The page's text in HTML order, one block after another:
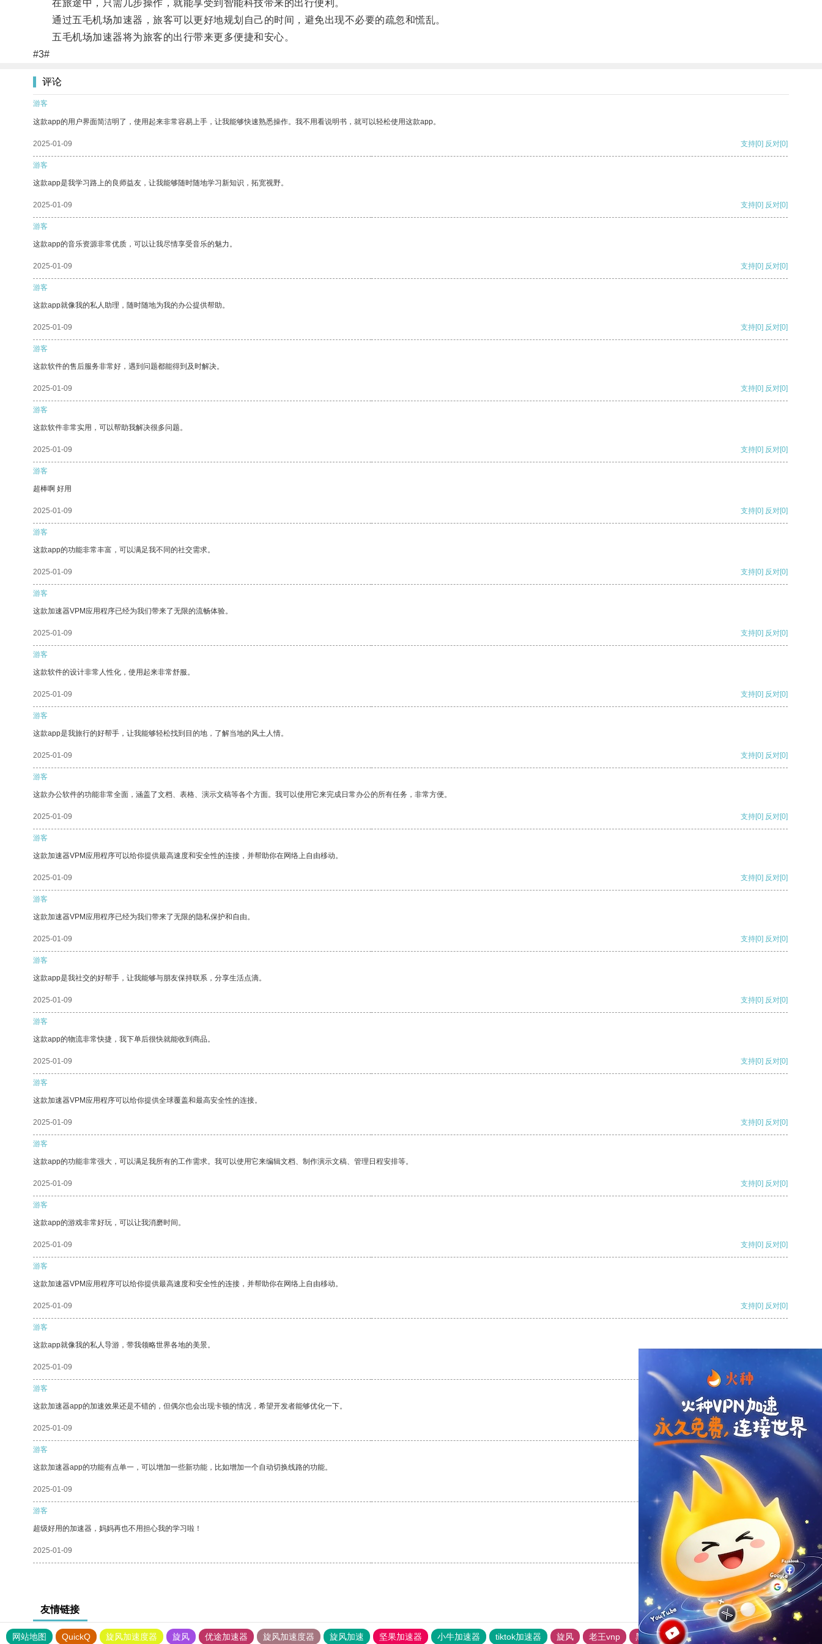
在旅途中，只需几步操作，就能享受到智能科技带来的出行便利。
通过五毛机场加速器，旅客可以更好地规划自己的时间，避免出现不必要的疏忽和慌乱。
五毛机场加速器将为旅客的出行带来更多便捷和安心。
#3#
评论
游客
这款app的用户界面简洁明了，使用起来非常容易上手，让我能够快速熟悉操作。我不用看说明书，就可以轻松使用这款app。
2025-01-09 支持[0] 反对[0]
游客
这款app是我学习路上的良师益友，让我能够随时随地学习新知识，拓宽视野。
2025-01-09 支持[0] 反对[0]
游客
这款app的音乐资源非常优质，可以让我尽情享受音乐的魅力。
2025-01-09 支持[0] 反对[0]
游客
这款app就像我的私人助理，随时随地为我的办公提供帮助。
2025-01-09 支持[0] 反对[0]
游客
这款软件的售后服务非常好，遇到问题都能得到及时解决。
2025-01-09 支持[0] 反对[0]
游客
这款软件非常实用，可以帮助我解决很多问题。
2025-01-09 支持[0] 反对[0]
游客
超棒啊 好用
2025-01-09 支持[0] 反对[0]
游客
这款app的功能非常丰富，可以满足我不同的社交需求。
2025-01-09 支持[0] 反对[0]
游客
这款加速器VPM应用程序已经为我们带来了无限的流畅体验。
2025-01-09 支持[0] 反对[0]
游客
这款软件的设计非常人性化，使用起来非常舒服。
2025-01-09 支持[0] 反对[0]
游客
这款app是我旅行的好帮手，让我能够轻松找到目的地，了解当地的风土人情。
2025-01-09 支持[0] 反对[0]
游客
这款办公软件的功能非常全面，涵盖了文档、表格、演示文稿等各个方面。我可以使用它来完成日常办公的所有任务，非常方便。
2025-01-09 支持[0] 反对[0]
游客
这款加速器VPM应用程序可以给你提供最高速度和安全性的连接，并帮助你在网络上自由移动。
2025-01-09 支持[0] 反对[0]
游客
这款加速器VPM应用程序已经为我们带来了无限的隐私保护和自由。
2025-01-09 支持[0] 反对[0]
游客
这款app是我社交的好帮手，让我能够与朋友保持联系，分享生活点滴。
2025-01-09 支持[0] 反对[0]
游客
这款app的物流非常快捷，我下单后很快就能收到商品。
2025-01-09 支持[0] 反对[0]
游客
这款加速器VPM应用程序可以给你提供全球覆盖和最高安全性的连接。
2025-01-09 支持[0] 反对[0]
游客
这款app的功能非常强大，可以满足我所有的工作需求。我可以使用它来编辑文档、制作演示文稿、管理日程安排等。
2025-01-09 支持[0] 反对[0]
游客
这款app的游戏非常好玩，可以让我消磨时间。
2025-01-09 支持[0] 反对[0]
游客
这款加速器VPM应用程序可以给你提供最高速度和安全性的连接，并帮助你在网络上自由移动。
2025-01-09 支持[0] 反对[0]
游客
这款app就像我的私人导游，带我领略世界各地的美景。
2025-01-09
游客
这款加速器app的加速效果还是不错的，但偶尔也会出现卡顿的情况，希望开发者能够优化一下。
2025-01-09 支持 [0] 反对[0]
游客
这款加速器app的功能有点单一，可以增加一些新功能，比如增加一个自动切换线路的功能。
2025-01-09 支持[0] 反对
游客
超级好用的加速器，妈妈再也不用担心我的学习啦！
2025-01-09 支持[0] 反对[0]
友情链接
网站地图 QuickQ 旋风加速度器 旋风 优途加速器 旋风加速度器 旋风加速 坚果加速器 小牛加速器 tiktok加速器 旋风 老王vnp 黑洞加速官网 黑洞加速官网 quickq